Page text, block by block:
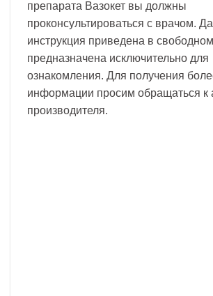
препарата Вазокет вы должны
проконсультироваться с врачом.
инструкция приведена в
предназначена исключительно для
ознакомления. Для получения
информации просим обращаться к
производителя.